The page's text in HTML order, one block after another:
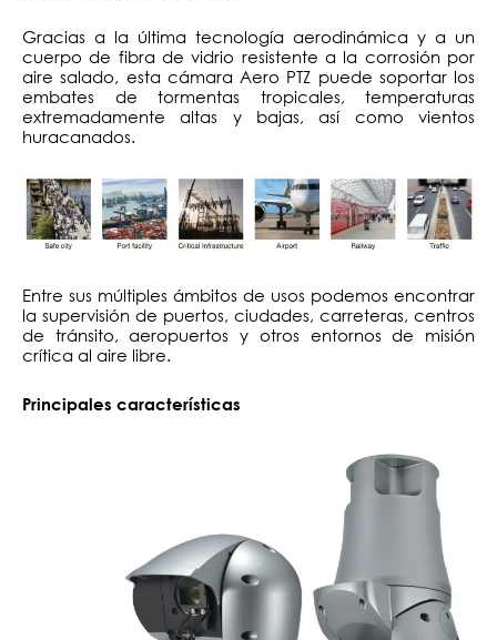
Gracias a la última tecnología aerodinámica y a un
cuerpo de fibra de vidrio resistente a la corrosión por
aire salado, esta cámara Aero PTZ puede soportar los
embates de tormentas tropicales, temperaturas
extremadamente altas y bajas, así como vientos
huracanados.
Entre sus múltiples ámbitos de usos podemos encontrar
la supervisión de puertos, ciudades, carreteras, centros
de tránsito, aeropuertos y otros entornos de misión
crítica al aire libre.
Principales características